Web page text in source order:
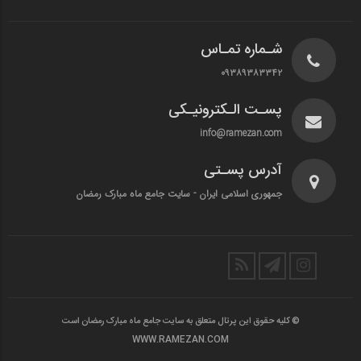
شـماره تمـاس
۰۹۳۸۹۳۸۳۳۴۲
پسـت الـکترونیـکی
info@ramezan.com
آدرس پسـتی
جمهوری اسلامی ایران - سایت جامع ماه مبارک رمضان
© کلیه حقوق این پرتال متعلق به سایت جامع ماه مبارک رمضان است
WWW.RAMEZAN.COM